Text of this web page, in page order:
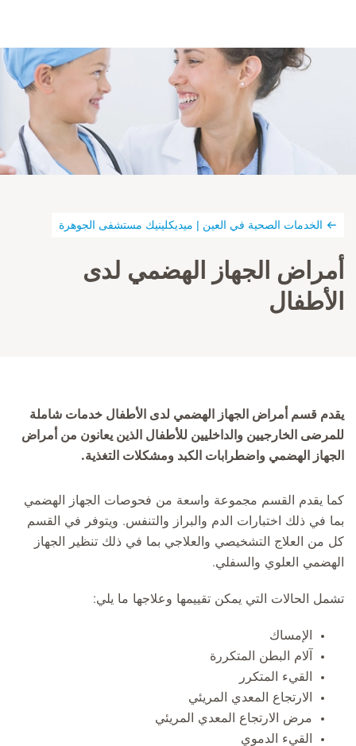
الخدمات الصحية في العين | ميديكلينيك مستشفى الجوهرة
أمراض الجهاز الهضمي لدى
الأطفال
يقدم قسم أمراض الجهاز الهضمي لدى الأطفال خدمات شاملة
للمرضى الخارجيين والداخليين للأطفال الذين يعانون من أمراض
الجهاز الهضمي واضطرابات الكبد ومشكلات التغذية.
كما يقدم القسم مجموعة واسعة من فحوصات الجهاز الهضمي
بما في ذلك اختبارات الدم والبراز والتنفس. ويتوفر في القسم
كل من العلاج التشخيصي والعلاجي بما في ذلك تنظير الجهاز
الهضمي العلوي والسفلي.
تشمل الحالات التي يمكن تقييمها وعلاجها ما يلي:
الإمساك
آلام البطن المتكررة
القيء المتكرر
الارتجاع المعدي المريئي
مرض الارتجاع المعدي المريئي
القيء الدموي